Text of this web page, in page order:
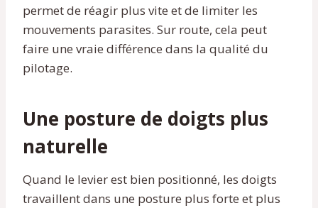
permet de réagir plus vite et de limiter les
mouvements parasites. Sur route, cela peut
faire une vraie différence dans la qualité du
pilotage.
Une posture de doigts plus
naturelle
Quand le levier est bien positionné, les doigts
travaillent dans une posture plus forte et plus